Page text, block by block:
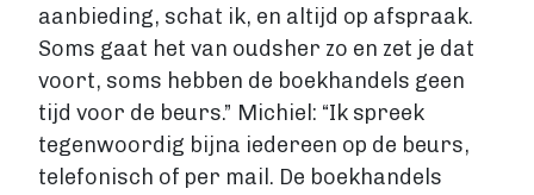
aanbieding, schat ik, en altijd op afspraak.
Soms gaat het van oudsher zo en zet je dat
voort, soms hebben de boekhandels geen
tijd voor de beurs.” Michiel: “Ik spreek
tegenwoordig bijna iedereen op de beurs,
telefonisch of per mail. De boekhandels